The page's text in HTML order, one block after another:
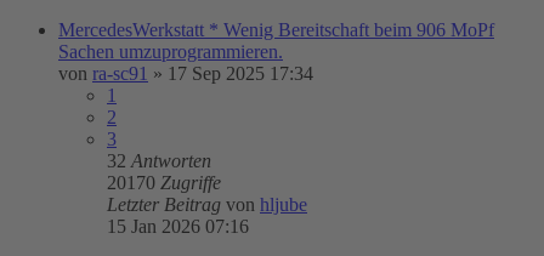
MercedesWerkstatt * Wenig Bereitschaft beim 906 MoPf
Sachen umzuprogrammieren.
von ra-sc91 » 17 Sep 2025 17:34
1
2
3
32 Antworten
20170 Zugriffe
Letzter Beitrag von hljube
15 Jan 2026 07:16